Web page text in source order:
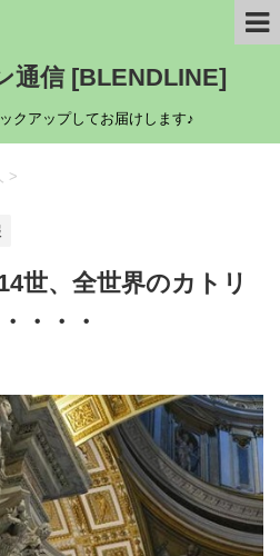
通信 [BLENDLINE]
クアップしてお届けします♪
>
世、全世界のカトリ
・・・